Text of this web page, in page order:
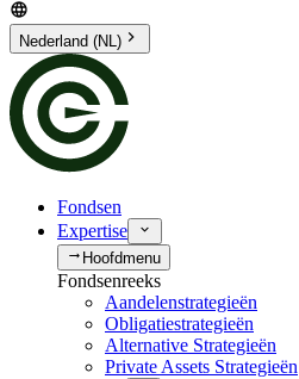
Nederland (NL)
Fondsen
Expertise
Hoofdmenu
Fondsenreeks
Aandelenstrategieën
Obligatiestrategieën
Alternative Strategieën
Private Assets Strategieën